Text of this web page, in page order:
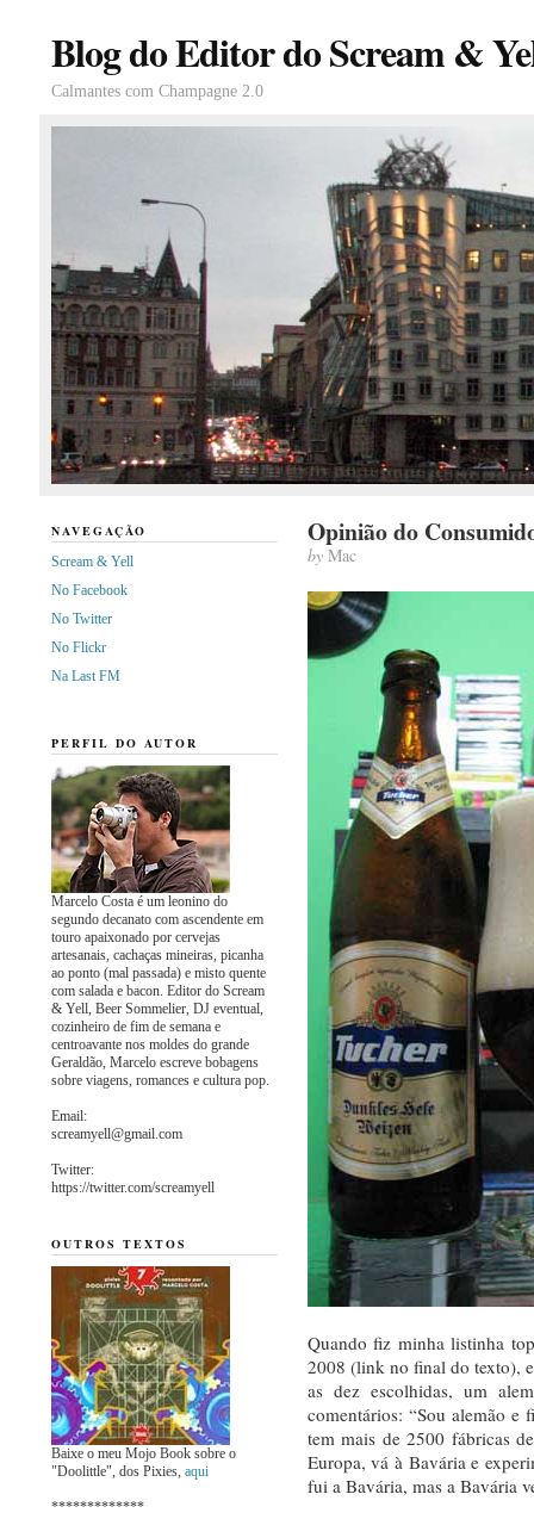
Blog do Editor do Scream &
Calmantes com Champagne 2.0
Opinião do
byMac
Quando fiz minha listinha
2008 (link no final do texto),
as dez escolhidas, um
comentários: “Sou alemão e
tem mais de 2500 fábricas
Europa, vá à Bavária e
fui a Bavária, mas a Bavária
NAVEGAÇÃO
Scream & Yell
No Facebook
No Twitter
No Flickr
Na Last FM
PERFIL DO AUTOR
Marcelo Costa é um leonino do
segundo decanato com ascendente em
touro apaixonado por cervejas
artesanais, cachaças mineiras, picanha
ao ponto (mal passada) e misto quente
com salada e bacon. Editor do Scream
& Yell, Beer Sommelier, DJ eventual,
cozinheiro de fim de semana e
centroavante nos moldes do grande
Geraldão, Marcelo escreve bobagens
sobre viagens, romances e cultura pop.
Email:
screamyell@gmail.com
Twitter:
https://twitter.com/screamyell
OUTROS TEXTOS
Baixe o meu Mojo Book sobre o
"Doolittle", dos Pixies, aqui
*************